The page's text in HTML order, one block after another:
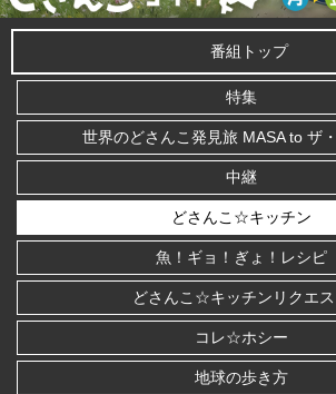
番組トップ
特集
世界のどさんこ発見旅 MASA to ザ
中継
どさんこ☆キッチン
魚！ギョ！ぎょ！レシピ
どさんこ☆キッチンリクエス
コレ☆ホシー
地球の歩き方